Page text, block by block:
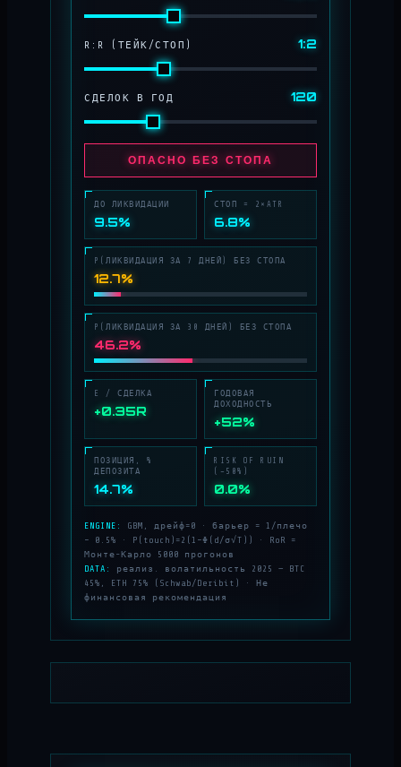
R:R (ТЕЙК/СТОП) 1:2
СДЕЛОК В ГОД 120
ОПАСНО БЕЗ СТОПА
ДО ЛИКВИДАЦИИ
9.5%
СТОП = 2×ATR
6.8%
P(ЛИКВИДАЦИЯ ЗА 7 ДНЕЙ) БЕЗ СТОПА
12.7%
P(ЛИКВИДАЦИЯ ЗА 30 ДНЕЙ) БЕЗ СТОПА
46.2%
E / СДЕЛКА
+0.35R
ГОДОВАЯ
ДОХОДНОСТЬ
+52%
ПОЗИЦИЯ, %
ДЕПОЗИТА
14.7%
RISK OF RUIN
(−50%)
0.0%
ENGINE:
GBM, дрейф=0 · барьер = 1/плечо
− 0.5% · P(touch)=2(1−Φ(d/σ√T)) · RoR =
Монте-Карло 5000 прогонов
DATA:
реализ. волатильность 2025 — BTC
45%, ETH 75% (Schwab/Deribit) · Не
финансовая рекомендация